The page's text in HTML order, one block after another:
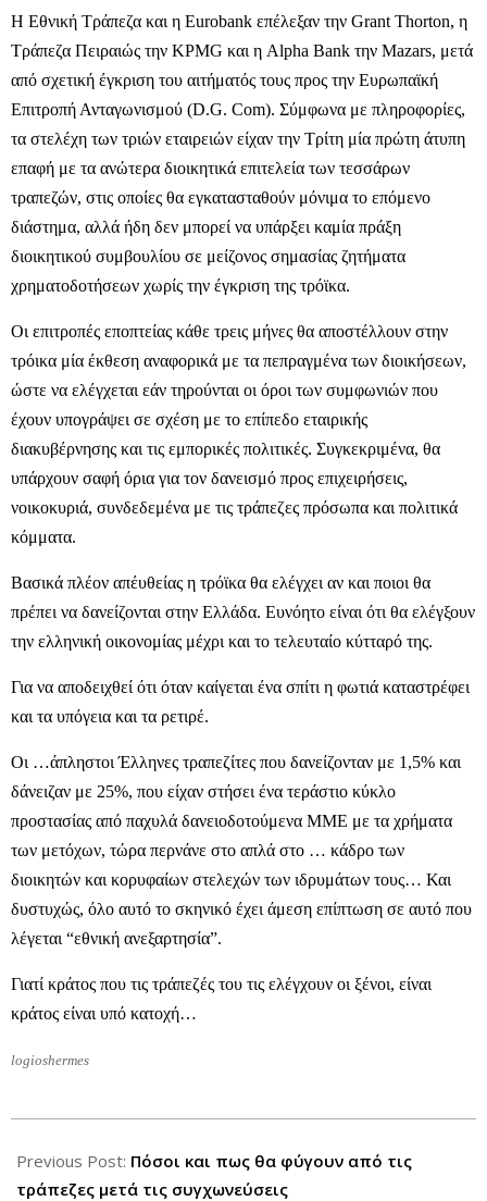
Η Εθνική Τράπεζα και η Eurobank επέλεξαν την Grant Thorton, η
Τράπεζα Πειραιώς την KPMG και η Alpha Bank την Mazars, μετά
από σχετική έγκριση του αιτήματός τους προς την Ευρωπαϊκή
Επιτροπή Ανταγωνισμού (D.G. Com). Σύμφωνα με πληροφορίες,
τα στελέχη των τριών εταιρειών είχαν την Τρίτη μία πρώτη άτυπη
επαφή με τα ανώτερα διοικητικά επιτελεία των τεσσάρων
τραπεζών, στις οποίες θα εγκατασταθούν μόνιμα το επόμενο
διάστημα, αλλά ήδη δεν μπορεί να υπάρξει καμία πράξη
διοικητικού συμβουλίου σε μείζονος σημασίας ζητήματα
χρηματοδοτήσεων χωρίς την έγκριση της τρόϊκα.
Οι επιτροπές εποπτείας κάθε τρεις μήνες θα αποστέλλουν στην
τρόικα μία έκθεση αναφορικά με τα πεπραγμένα των διοικήσεων,
ώστε να ελέγχεται εάν τηρούνται οι όροι των συμφωνιών που
έχουν υπογράψει σε σχέση με το επίπεδο εταιρικής
διακυβέρνησης και τις εμπορικές πολιτικές. Συγκεκριμένα, θα
υπάρχουν σαφή όρια για τον δανεισμό προς επιχειρήσεις,
νοικοκυριά, συνδεδεμένα με τις τράπεζες πρόσωπα και πολιτικά
κόμματα.
Βασικά πλέον απέυθείας η τρόϊκα θα ελέγχει αν και ποιοι θα
πρέπει να δανείζονται στην Ελλάδα. Ευνόητο είναι ότι θα ελέγξουν
την ελληνική οικονομίας μέχρι και το τελευταίο κύτταρό της.
Για να αποδειχθεί ότι όταν καίγεται ένα σπίτι η φωτιά καταστρέφει
και τα υπόγεια και τα ρετιρέ.
Οι …άπληστοι Έλληνες τραπεζίτες που δανείζονταν με 1,5% και
δάνειζαν με 25%, που είχαν στήσει ένα τεράστιο κύκλο
προστασίας από παχυλά δανειοδοτούμενα ΜΜΕ με τα χρήματα
των μετόχων, τώρα περνάνε στο απλά στο … κάδρο των
διοικητών και κορυφαίων στελεχών των ιδρυμάτων τους… Και
δυστυχώς, όλο αυτό το σκηνικό έχει άμεση επίπτωση σε αυτό που
λέγεται “εθνική ανεξαρτησία”.
Γιατί κράτος που τις τράπεζές του τις ελέγχουν οι ξένοι, είναι
κράτος είναι υπό κατοχή…
logioshermes
01-
17
Previous Post: Πόσοι και πως θα φύγουν από τις
τράπεζες μετά τις συγχωνεύσεις